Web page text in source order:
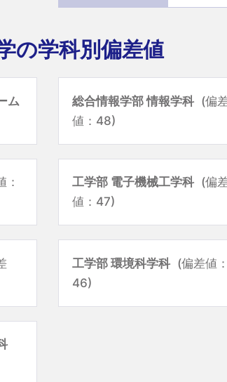
の学科別偏差値
ム
総合情報学部 情報学科 (偏
値：48)
：
工学部 電子機械工学科 (偏
値：47)
工学部 環境科学科 (偏差値：
46)